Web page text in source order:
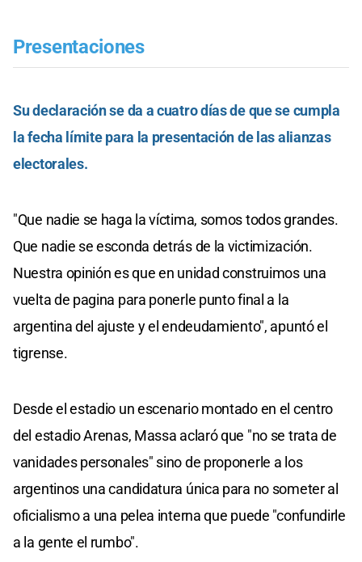
Presentaciones
Su declaración se da a cuatro días de que se cumpla
la fecha límite para la presentación de las alianzas
electorales.
"Que nadie se haga la víctima, somos todos grandes.
Que nadie se esconda detrás de la victimización.
Nuestra opinión es que en unidad construimos una
vuelta de pagina para ponerle punto final a la
argentina del ajuste y el endeudamiento", apuntó el
tigrense.
Desde el estadio un escenario montado en el centro
del estadio Arenas, Massa aclaró que "no se trata de
vanidades personales" sino de proponerle a los
argentinos una candidatura única para no someter al
oficialismo a una pelea interna que puede "confundirle
a la gente el rumbo".